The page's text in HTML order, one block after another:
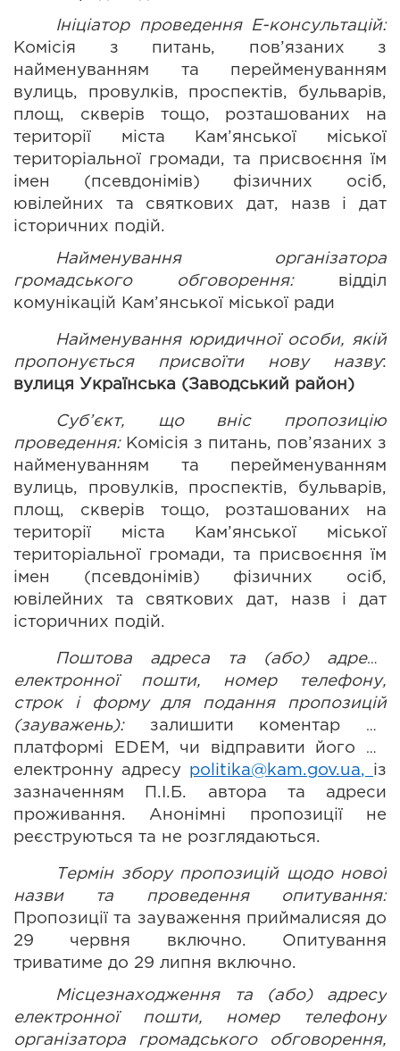
Ініціатор проведення E
Комісія з питань, пов’язаних з
найменуванням та перейменуванням
вулиць, провулків, проспектів, бульварів,
площ, скверів тощо, розташованих на
території міста Кам’янської міської
територіальної громади, та присвоєння їм
імен (псевдонімів) фізичних осіб,
ювілейних та святкових дат, назв і дат
історичних подій.
Найменування організатора
громадського обговорення: відділ
комунікацій Кам’янської міської ради
Найменування юридичної особи, якій
пропонується присвоїти нову назву
вулиця Українська (Заводський район)
Суб’єкт, що вніс пропозицію
проведення: Комісія з питань, пов’язаних з
найменуванням та перейменуванням
вулиць, провулків, проспектів, бульварів,
площ, скверів тощо, розташованих на
території міста Кам’янської міської
територіальної громади, та присвоєння їм
імен (псевдонімів) фізичних осіб,
ювілейних та святкових дат, назв і дат
історичних подій.
Поштова адреса та (або) адрес
електронної пошти, номер телефону,
строк і форму для подання пропозицій
(зауважень): залишити коментар
на
платформі
EDEM , чи відправити його на
електронну адресу politika@kam.gov.ua, із
зазначенням П.І.Б. автора та адреси
проживання. Анонімні пропозиції не
реєструються та не розглядаються.
Термін збору пропозицій щодо нової
Пропозиції та зауваження приймалисяя до
29 червня включно. Опитування
триватиме до 29 липня включно.
Місцезнаходження та (або) адресу
електронної пошти, номер телефону
організатора громадського обговорення,